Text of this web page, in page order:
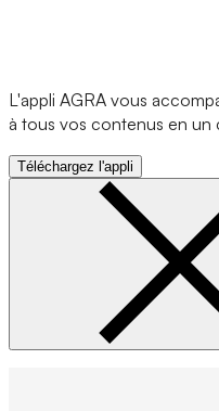
L'appli AGRA vous
à tous vos contenus en un
Téléchargez l'appli